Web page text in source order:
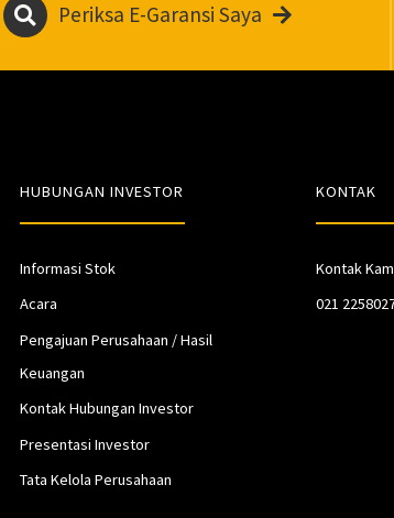
Periksa E-Garansi Saya
HUBUNGAN INVESTOR
Informasi Stok
Acara
Pengajuan Perusahaan / Hasil
Keuangan
Kontak Hubungan Investor
Presentasi Investor
Tata Kelola Perusahaan
KONTAK
Kontak
021